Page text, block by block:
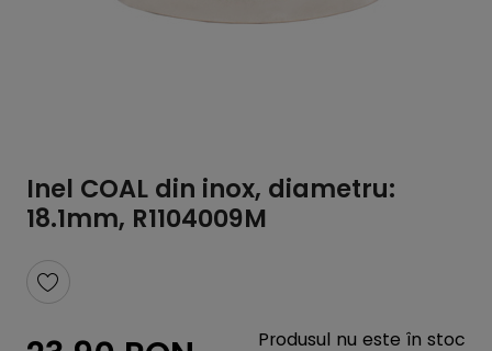
Inel COAL din inox, diametru:
18.1mm, R1104009M
Produsul nu este în stoc